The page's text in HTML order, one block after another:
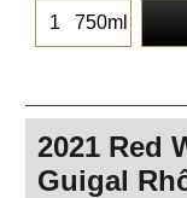
750ml
2021 Red
Guigal